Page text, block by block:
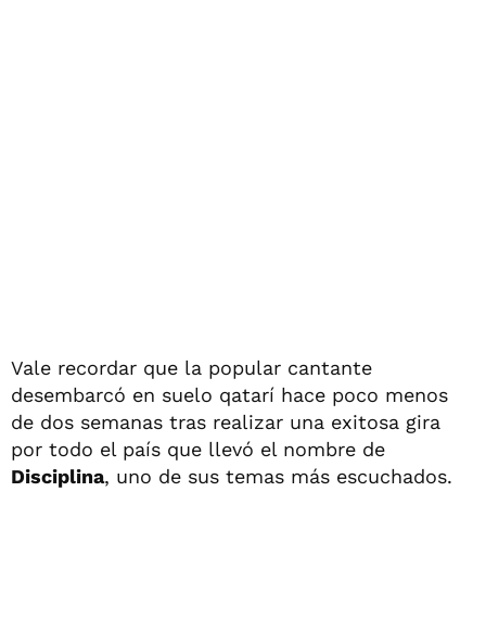
Vale recordar que la popular cantante
desembarcó en suelo qatarí hace poco menos
de dos semanas tras realizar una exitosa gira
por todo el país que llevó el nombre de
Disciplina, uno de sus temas más escuchados.